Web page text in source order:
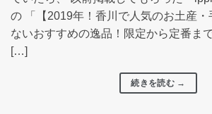
の 「【2019年！香川で人気のお土産・
ないおすすめの逸品！限定から定番ま
[…]
続きを読む →